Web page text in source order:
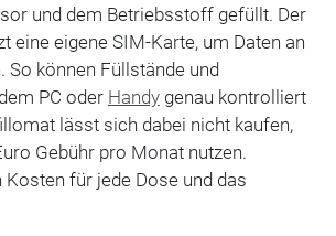
und dem Betriebsstoff gefüllt. Der
eine eigene SIM-Karte, um Daten an
So können Füllstände und
PC oder Handygenau kontrolliert
lässt sich dabei nicht kaufen,
Gebühr pro Monat nutzen.
für jede Dose und das